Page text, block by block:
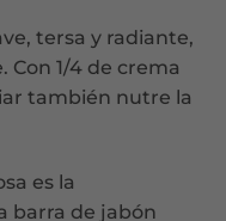
tersa y radiante,
Con 1/4 de crema
también nutre la
es la
barra de jabón